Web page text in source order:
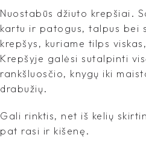
Nuostabūs džiuto krepšiai.
kartu ir patogus, talpus bei
krepšys, kuriame tilps
Krepšyje galėsi sutalpinti
rankšluosčio, knygų iki
drabužių.
Gali rinktis, net iš kelių
pat rasi ir kišenę.